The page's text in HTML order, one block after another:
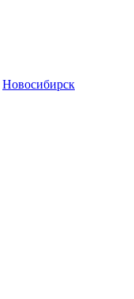
Новосибирск